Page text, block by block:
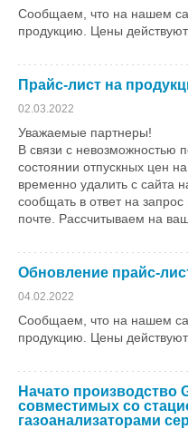
Сообщаем, что на нашем
продукцию. Цены действуют
Прайс-лист на
02.03.2022
Уважаемые партнеры!
В связи с невозможностью
состоянии отпускных цен
временно удалить с сайта
сообщать в ответ на запрос
почте. Рассчитываем на
Обновление прайс-
04.02.2022
Сообщаем, что на нашем
продукцию. Цены действуют
Начато производство
совместимых со
газоанализаторами